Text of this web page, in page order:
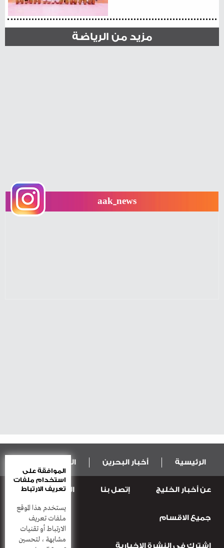
مزيد من الرياضة
aak_news
الرئيسية أخبار البحرين المال و الاقتصاد
عربية ودولية الرياضة
قضـايــا وحـــوادث أعمدة
عن أخبار الخليج إتصل بنا المطبعة
جميع الاقسام
إشترك في النشرة الاخبارية
الموافقة على
استخدام ملفات
تعريف الارتباط
يستخدم هذا الموقع
ملفات تعريف
الارتباط أو تقنيات
مشابهة ، لتحسين